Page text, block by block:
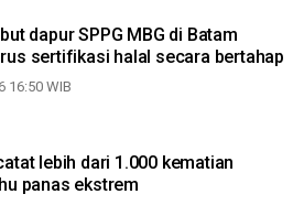
dapur SPPG MBG di Batam
sertifikasi halal secara bertahap
16:50 WIB
lebih dari 1.000 kematian
panas ekstrem